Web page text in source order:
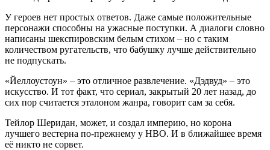
У героев нет простых ответов. Даже самые положительные
персонажи способны на ужасные поступки. А диалоги словно
написаны шекспировским белым стихом – но с таким
количеством ругательств, что бабушку лучше действительно
не подпускать.
«Йеллоустоун» – это отличное развлечение. «Дэдвуд» – это
искусство. И тот факт, что сериал, закрытый 20 лет назад, до
сих пор считается эталоном жанра, говорит сам за себя.
Тейлор Шеридан, может, и создал империю, но корона
лучшего вестерна по-прежнему у HBO. И в ближайшее время
её никто не сорвет.